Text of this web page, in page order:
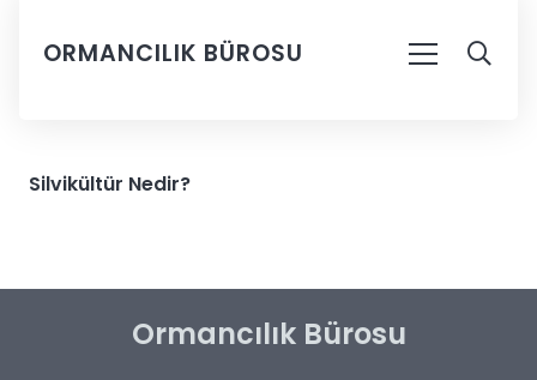
ORMANCILIK BÜROSU
Silvikültür Nedir?
Ormancılık Bürosu